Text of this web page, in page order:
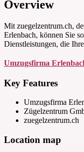
Overview
Mit zuegelzentrum.ch,
Erlenbach, können Sie
Dienstleistungen, die
Umzugsfirma
Key Features
Umzugsfirma
Zügelzentrum
zuegelzentrum.ch
Location map